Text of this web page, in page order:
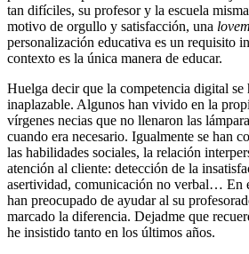
tan difíciles, su profesor y la escuela
motivo de orgullo y satisfacción, una
personalización educativa es un requisito
contexto es la única manera de educar.
Huelga decir que la competencia digital se
inaplazable. Algunos han vivido en la
vírgenes necias que no llenaron las
cuando era necesario. Igualmente se han
las habilidades sociales, la relación
atención al cliente: detección de la
asertividad, comunicación no verbal… En
han preocupado de ayudar al su
marcado la diferencia. Dejadme que
he insistido tanto en los últimos años.